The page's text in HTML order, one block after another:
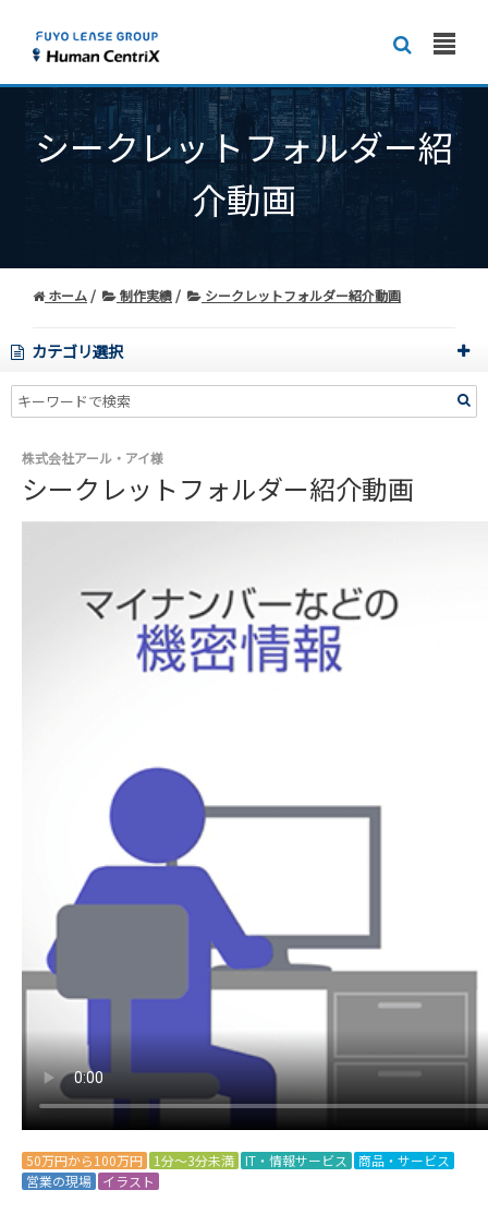
シークレットフォルダー紹
介動画
ホーム 制作実績 シークレットフォルダー紹介動画
カテゴリ選択
株式会社アール・アイ様
シークレットフォルダー紹介動画
50万円から100万円 1分～3分未満 IT・情報サービス
商品・サービス
営業の現場
イラスト